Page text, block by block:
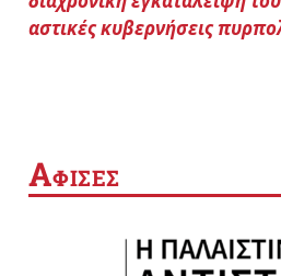
αστικές κυβερνήσεις
ΑΦΙΣΕΣ